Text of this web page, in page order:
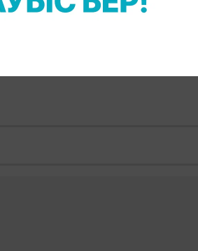
арнамызға жазылыңыз!